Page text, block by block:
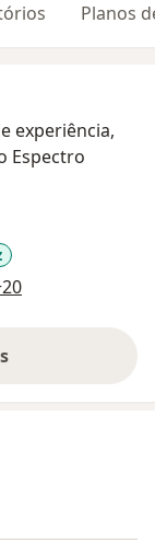
Planos
experiência,
Espectro